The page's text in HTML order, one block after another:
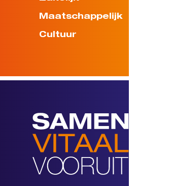
Maatschappelijk
Cultuur